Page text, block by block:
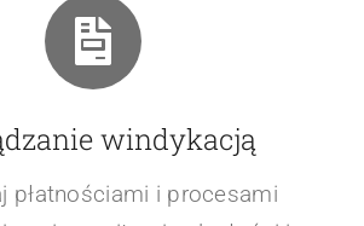
windykacją
płatnościami i procesami